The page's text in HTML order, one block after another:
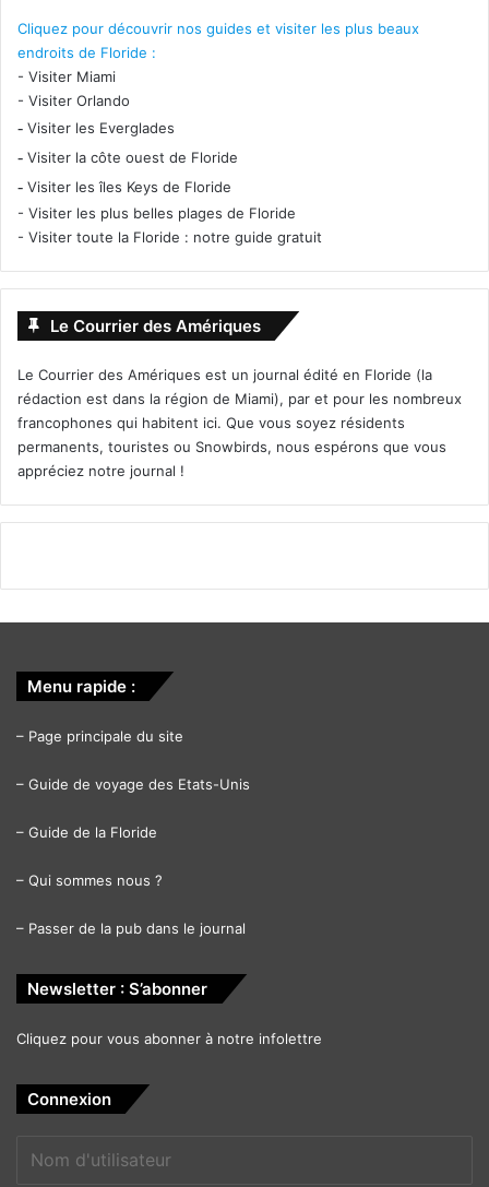
Cliquez pour découvrir nos guides et visiter les plus beaux
endroits de Floride :
- Visiter Miami
- Visiter Orlando
- Visiter les Everglades
- Visiter la côte ouest de Floride
- Visiter les îles Keys de Floride
- Visiter les plus belles plages de Floride
- Visiter toute la Floride : notre guide gratuit
Le Courrier des Amériques
Le Courrier des Amériques est un journal édité en Floride (la
rédaction est dans la région de Miami), par et pour les nombreux
francophones qui habitent ici. Que vous soyez résidents
permanents, touristes ou Snowbirds, nous espérons que vous
appréciez notre journal !
Menu rapide :
– Page principale du site
– Guide de voyage des Etats-Unis
– Guide de la Floride
– Qui sommes nous ?
– Passer de la pub dans le journal
Newsletter : S’abonner
Cliquez pour vous abonner à notre infolettre
Connexion